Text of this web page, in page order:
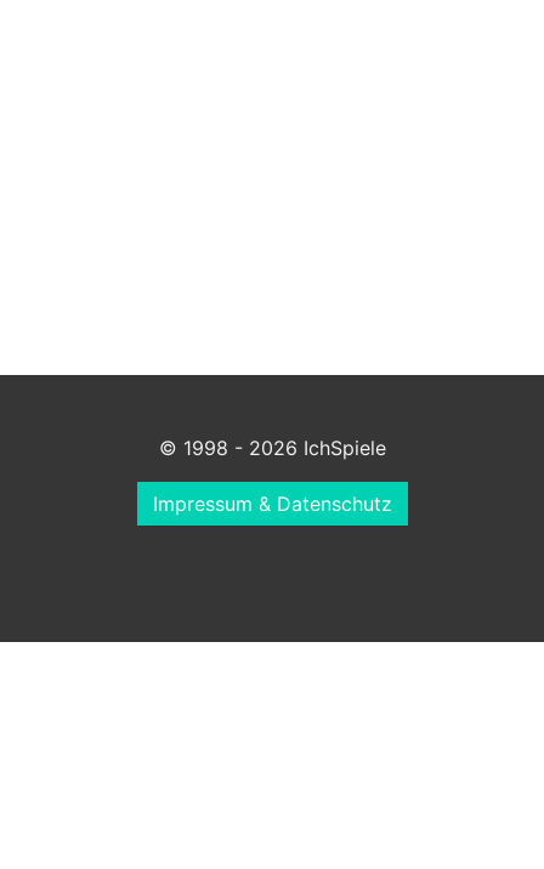
© 1998 - 2026 IchSpiele
Impressum & Datenschutz